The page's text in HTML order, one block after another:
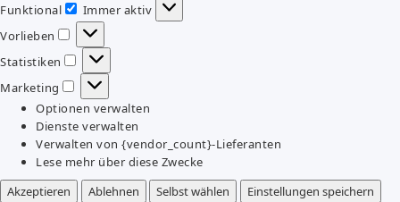
Funktional
Funktional
Immer aktiv
Vorlieben
Vorlieben
Statistiken
Statistiken
Marketing
Marketing
Optionen verwalten
Dienste verwalten
Verwalten von {vendor_count}-Lieferanten
Lese mehr über diese Zwecke
Akzeptieren
Ablehnen Selbst wählen
Einstellungen speichern